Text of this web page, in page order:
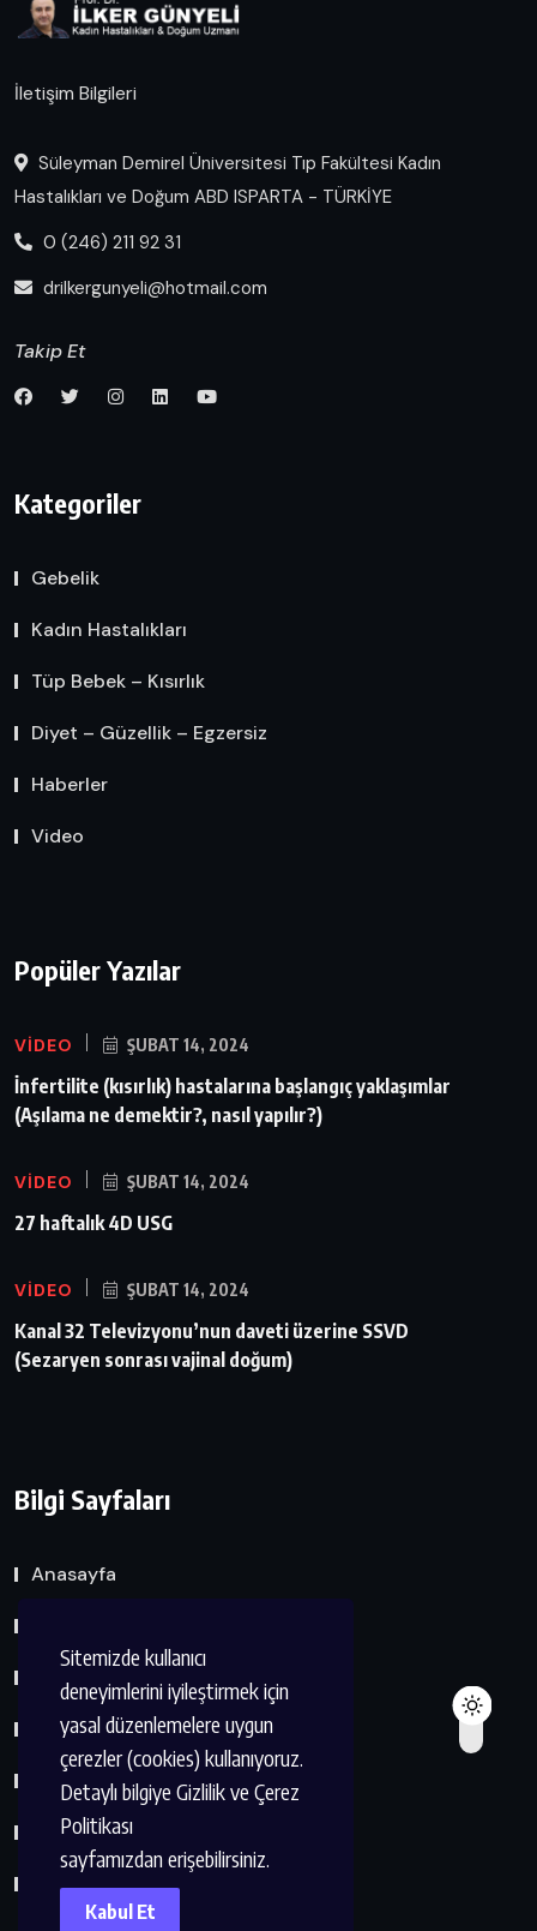
Sitemizde kullanıcı
deneyimlerini iyileştirmek için
yasal düzenlemelere uygun
çerezler (cookies) kullanıyoruz.
Detaylı bilgiye Gizlilik ve Çerez
Politikası
sayfamızdan erişebilirsiniz.
Kabul Et
İletişim Bilgileri
Süleyman Demirel Üniversitesi Tıp Fakültesi Kadın
Hastalıkları ve Doğum ABD ISPARTA - TÜRKİYE
0 (246) 211 92 31
drilkergunyeli@hotmail.com
Takip Et
Kategoriler
Gebelik
Kadın Hastalıkları
Tüp Bebek – Kısırlık
Diyet – Güzellik – Egzersiz
Haberler
Video
Popüler Yazılar
VIDEO ŞUBAT 14, 2024
İnfertilite (kısırlık) hastalarına başlangıç yaklaşımlar
(Aşılama ne demektir?, nasıl yapılır?)
VIDEO ŞUBAT 14, 2024
27 haftalık 4D USG
VIDEO ŞUBAT 14, 2024
Kanal 32 Televizyonu’nun daveti üzerine SSVD
(Sezaryen sonrası vajinal doğum)
Bilgi Sayfaları
Anasayfa
Eserler Listesi
Dernek ve Kuruluşlar
Kvkk Metni
Çerez Politikası
İletişim